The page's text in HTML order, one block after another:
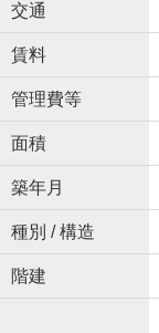
交通
賃料
管理費等
面積
築年月
種別 / 構造
階建